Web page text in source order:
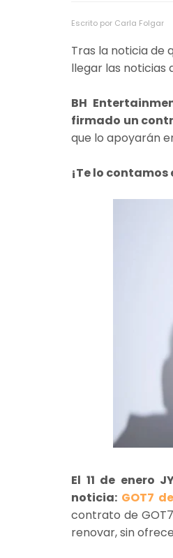
Escrito por Carla Folgar
Tras la noticia de
llegar las noticias
BH
firmado un
que lo apoyarán
¡Te lo contamos
El 11 de enero
noticia: GOT7
contrato de
renovar, sin